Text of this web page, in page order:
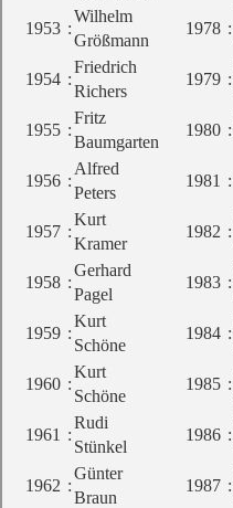
1953 :
Wilhelm
Größmann
1978 :
1954 :
Friedrich
Richers
1979 :
1955 :
Fritz
Baumgarten
1980 :
1956 :
Alfred
Peters
1981 :
1957 :
Kurt
Kramer
1982 :
1958 :
Gerhard
Pagel
1983 :
1959 :
Kurt
Schöne
1984 :
1960 :
Kurt
Schöne
1985 :
1961 :
Rudi
Stünkel
1986 :
1962 :
Günter
Braun
1987 :